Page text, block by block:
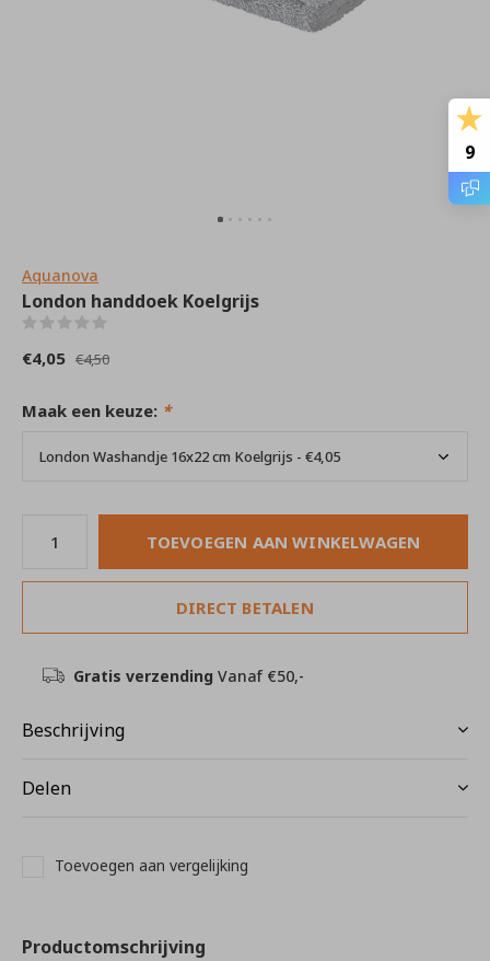
Aquanova
London handdoek Koelgrijs
€4,05 €4,50
Maak een keuze: *
TOEVOEGEN AAN WINKELWAGEN
DIRECT BETALEN
Gratis verzending Vanaf €50,-
Beschrijving
Delen
Toevoegen aan vergelijking
Productomschrijving
9